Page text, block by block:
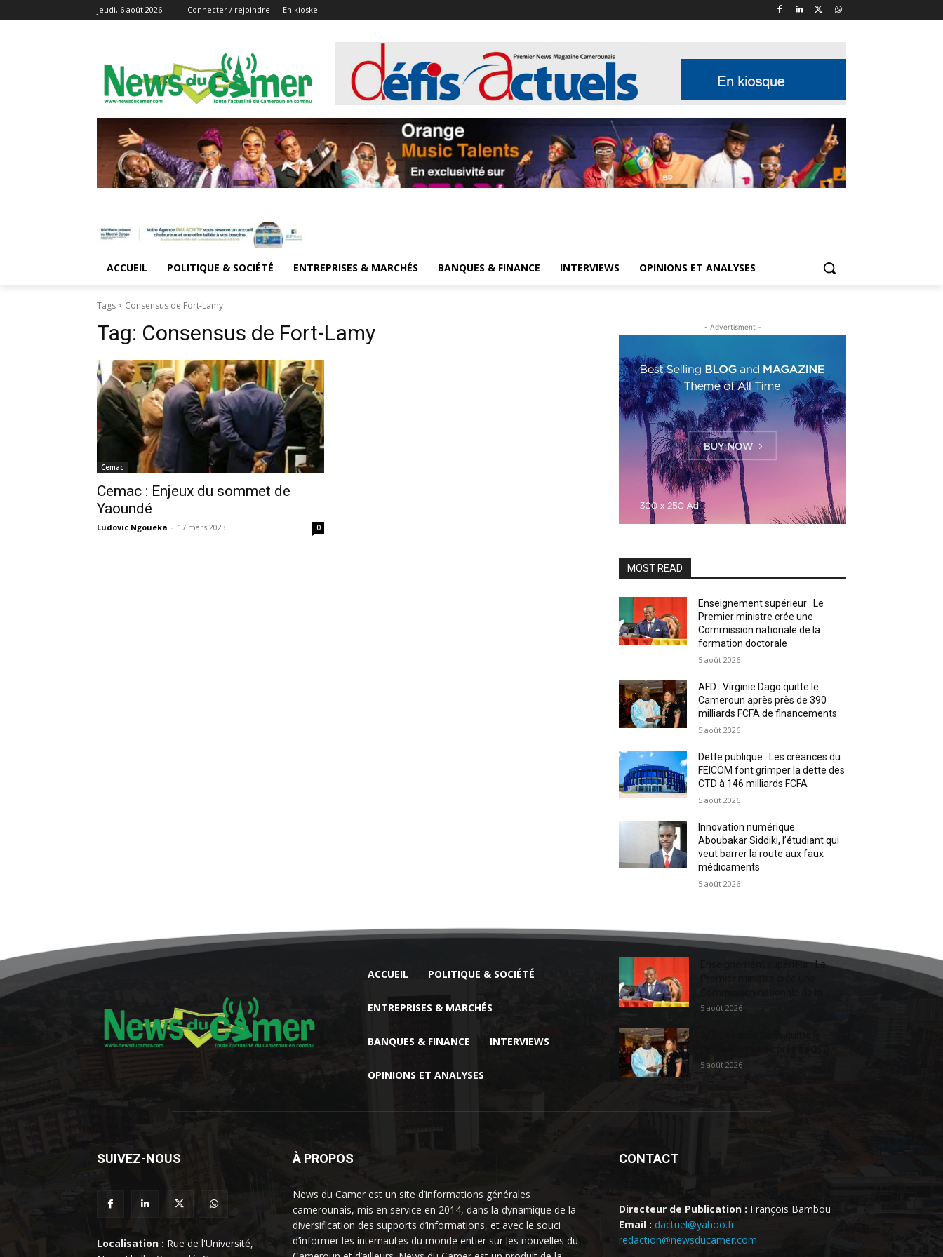
jeudi, 6 août 2026 Connecter / rejoindre En kioske !
ACCUEIL POLITIQUE & SOCIÉTÉ ENTREPRISES & MARCHÉS BANQUES & FINANCE INTERVIEWS OPINIONS ET ANALYSES
Tags Consensus de Fort-Lamy
Tag: Consensus de Fort-Lamy
Cemac
Cemac : Enjeux du sommet de
Yaoundé
Ludovic Ngoueka - 17 mars 2023 0
- Advertisment -
MOST READ
Enseignement supérieur : Le
Premier ministre crée une
Commission nationale de la
formation doctorale
5 août 2026
AFD : Virginie Dago quitte le
Cameroun après près de 390
milliards FCFA de financements
5 août 2026
Dette publique : Les créances du
FEICOM font grimper la dette des
CTD à 146 milliards FCFA
5 août 2026
Innovation numérique :
Aboubakar Siddiki, l’étudiant qui
veut barrer la route aux faux
médicaments
5 août 2026
ACCUEIL POLITIQUE & SOCIÉTÉ
ENTREPRISES & MARCHÉS
BANQUES & FINANCE INTERVIEWS
OPINIONS ET ANALYSES
Enseignement supérieur : Le
5 août 2026
5 août 2026
SUIVEZ-NOUS
Localisation : Rue de l'Université,
À PROPOS
News du Camer est un site d’informations générales
camerounais, mis en service en 2014, dans la dynamique de la
diversification des supports d’informations, et avec le souci
d’informer les internautes du monde entier sur les nouvelles du
CONTACT
Directeur de Publication : François Bambou
Email : dactuel@yahoo.fr
redaction@newsducamer.com